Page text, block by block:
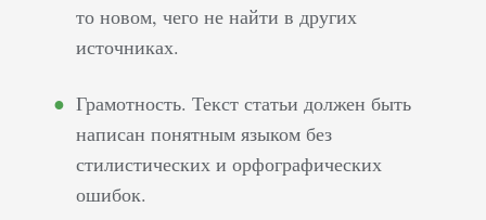
то новом, чего не найти в других
источниках.
Грамотность. Текст статьи должен быть
написан понятным языком без
стилистических и орфографических
ошибок.